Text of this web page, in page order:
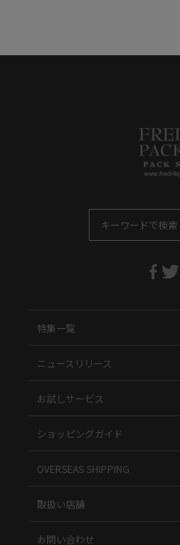
特集一覧
ニュースリリース
お試しサービス
ショッピングガイド
OVERSEAS SHIPPING
取扱い店舗
お問い合わせ